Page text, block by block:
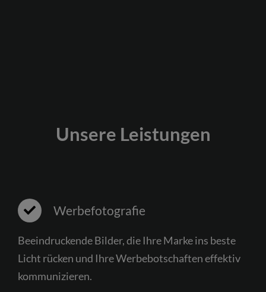
Unsere Leistungen
Werbefotografie
Beeindruckende Bilder, die Ihre Marke ins beste
Licht rücken und Ihre Werbebotschaften effektiv
kommunizieren.